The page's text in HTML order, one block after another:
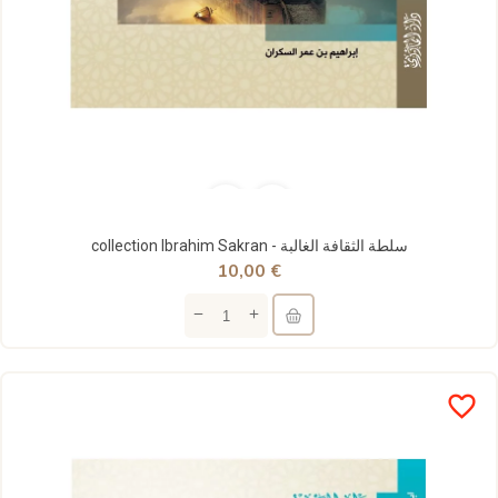
collection Ibrahim Sakran - سلطة الثقافة الغالبة
10,00 €
favorite_border